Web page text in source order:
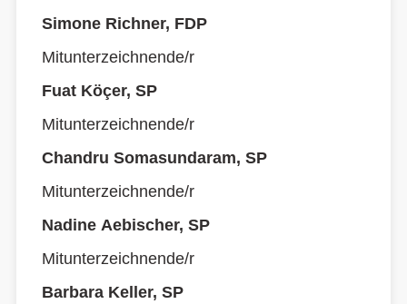
Simone Richner, FDP
Mitunterzeichnende/r
Fuat Köçer, SP
Mitunterzeichnende/r
Chandru Somasundaram, SP
Mitunterzeichnende/r
Nadine Aebischer, SP
Mitunterzeichnende/r
Barbara Keller, SP